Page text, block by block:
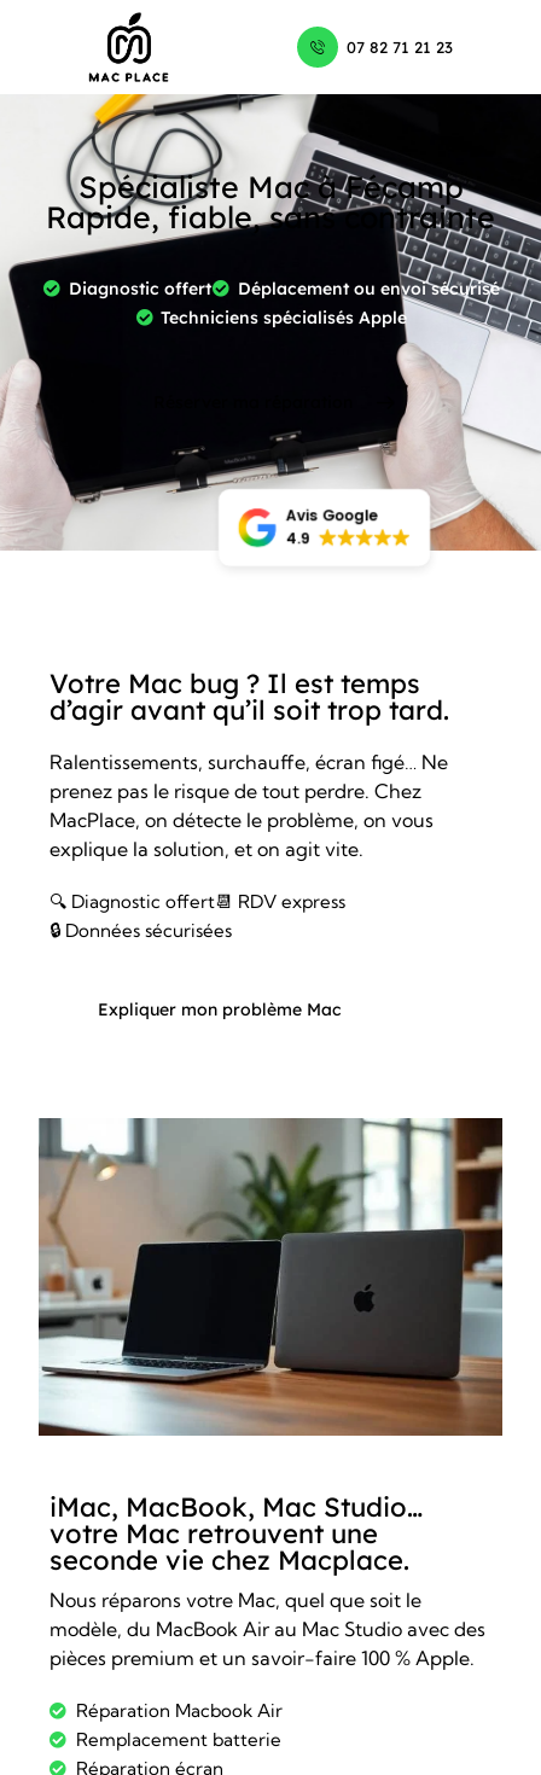
07 82 71 21 23
Spécialiste Mac à Fécamp
Rapide, fiable, sans contrainte
Diagnostic offert
Déplacement ou envoi sécurisé
Techniciens spécialisés Apple
Avis Google
4.9
Votre Mac bug ? Il est temps
d’agir avant qu’il soit trop tard.
Ralentissements, surchauffe, écran figé… Ne
prenez pas le risque de tout perdre. Chez
MacPlace, on détecte le problème, on vous
explique la solution, et on agit vite.
🔍 Diagnostic offert📆 RDV express
🔒 Données sécurisées
Expliquer mon problème Mac
iMac, MacBook, Mac Studio…
votre Mac retrouvent une
seconde vie chez Macplace.
Nous réparons votre Mac, quel que soit le
modèle, du MacBook Air au Mac Studio avec des
pièces premium et un savoir-faire 100 % Apple.
Réparation Macbook Air
Remplacement batterie
Réparation écran